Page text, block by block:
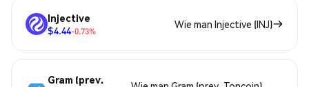
Injective
$4.44-0.73%
Wie man Injective (INJ)
Gram (prev.